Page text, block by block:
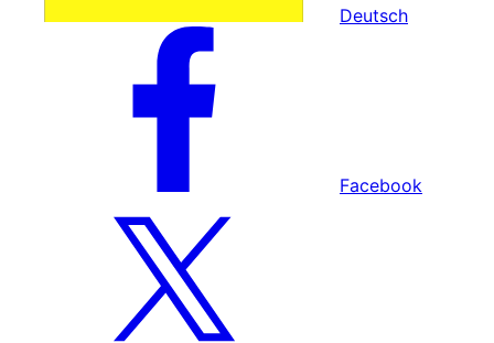
Deutsch
Facebook